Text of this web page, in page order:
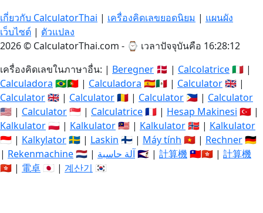
เกี่ยวกับ CalculatorThai | เครื่องคิดเลขยอดนิยม | แผนผัง
เว็บไซต์ | ตัวแปลง
2026 © CalculatorThai.com - ⌚ เวลาปัจจุบันคือ 16:28:13
เครื่องคิดเลขในภาษาอื่น: | Beregner 🇩🇰 | Calcolatrice🇮🇹 |
Calculadora 🇧🇷🇵🇹 | Calculadora 🇪🇸🇲🇽 | Calculator🇬🇧 |
Calculator🇬🇧 | Calculator🇷🇴 | Calculator 🇵🇭 | Calculator
🇺🇸 | Calculator🇸🇬 | Calculatrice🇫🇷 | Hesap Makinesi 🇹🇷 |
Kalkulator🇵🇱 | Kalkulator🇲🇾 | Kalkulator🇳🇴 | Kalkulator
🇮🇩 | Kalkylator🇸🇪 | Laskin 🇫🇮 | Máy tính 🇻🇳 | Rechner🇩🇪
| Rekenmachine🇳🇱 | آلة حاسبة🇸🇦 | 計算機🇹🇼🇭🇰 | 計算機
🇭🇰 | 電卓 🇯🇵 | 계산기 🇰🇷